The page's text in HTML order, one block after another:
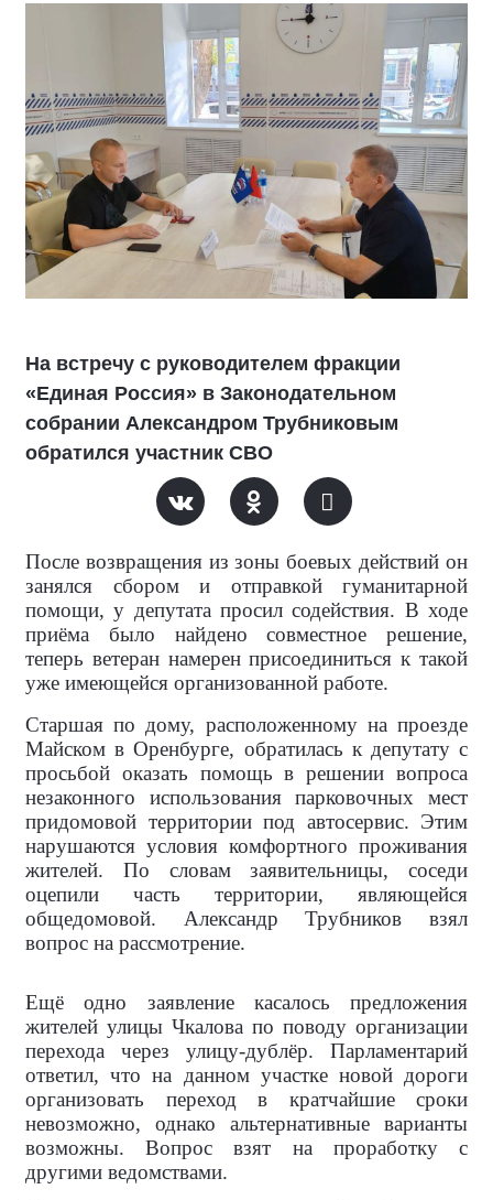
На встречу с руководителем фракции
«Единая Россия» в Законодательном
собрании Александром Трубниковым
обратился участник СВО
После возвращения из зоны боевых действий он
занялся сбором и отправкой гуманитарной
помощи, у депутата просил содействия. В ходе
приёма было найдено совместное решение,
теперь ветеран намерен присоединиться к такой
уже имеющейся организованной работе.
Старшая по дому, расположенному на проезде
Майском в Оренбурге, обратилась к депутату с
просьбой оказать помощь в решении вопроса
незаконного использования парковочных мест
придомовой территории под автосервис. Этим
нарушаются условия комфортного проживания
жителей. По словам заявительницы, соседи
оцепили часть территории, являющейся
общедомовой. Александр Трубников взял
вопрос на рассмотрение.
Ещё одно заявление касалось предложения
жителей улицы Чкалова по поводу организации
перехода через улицу-дублёр. Парламентарий
ответил, что на данном участке новой дороги
организовать переход в кратчайшие сроки
невозможно, однако альтернативные варианты
возможны. Вопрос взят на проработку с
другими ведомствами.